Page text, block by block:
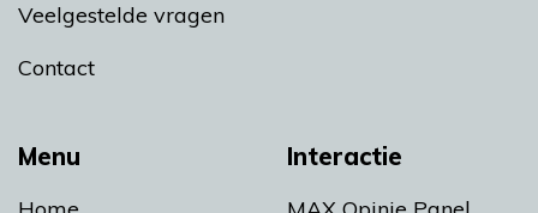
Menu Interactie
Veelgestelde vragen
Contact